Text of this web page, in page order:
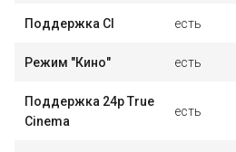
Поддержка CI есть
Режим "Кино" есть
Поддержка 24p True
Cinema
есть